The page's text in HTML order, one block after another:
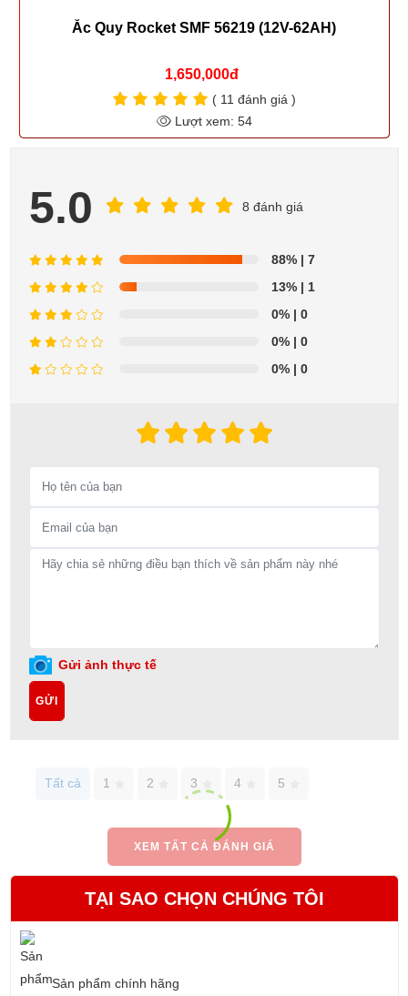
Quy Rocket SMF 56219 (12V-62AH)
( 11 đánh giá )
Lượt xem: 54
5.0 8 đánh giá
88% | 7
13% | 1
0% | 0
0% | 0
0% | 0
Gửi ảnh thực tế
GỬI
Tất cả 1 2 3 4 5
XEM TẤT CẢ ĐÁNH GIÁ
TẠI SAO CHỌN CHÚNG TÔI
Sản phẩm chính hãng